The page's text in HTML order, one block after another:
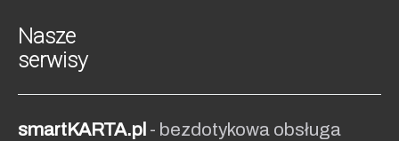
Nasze
serwisy
smartKARTA.pl - bezdotykowa obsługa